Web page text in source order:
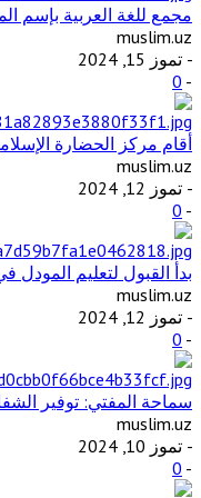
مجمع للغة العربية بإسم
muslim.uz
- تموز 15, 2024
-
0
أقام مركز الحضارة
muslim.uz
- تموز 12, 2024
-
0
بدأ القبول لتعليم
muslim.uz
- تموز 12, 2024
-
0
سماحة المفتي: توفير
muslim.uz
- تموز 10, 2024
-
0